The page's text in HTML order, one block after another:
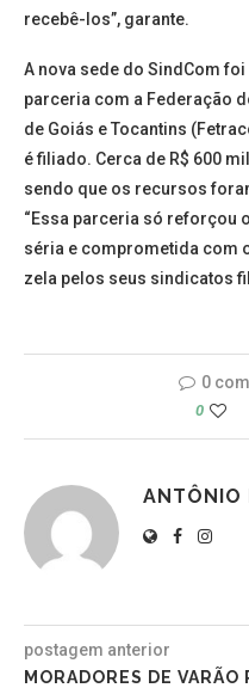
recebê-los”, garante.
A nova sede do SindCom
parceria com a Federação
de Goiás e Tocantins
é filiado. Cerca de R$ 600
sendo que os recursos
“Essa parceria só reforçou
séria e comprometida com
zela pelos seus sindicatos
0
0
ANTÔNIO
postagem anterior
MORADORES DE